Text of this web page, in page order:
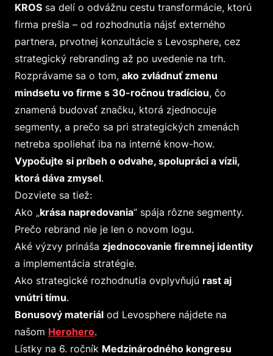
KROS sa delí o odvážnu cestu transformácie, ktorú
firma prešla – od rozhodnutia nájsť externého
partnera, prvotnej konzultácie s Levosphere, cez
strategický rebranding až po uvedenie na trh.
Rozprávame sa o tom, ako zvládnuť zmenu
mindsetu vo firme s 30-ročnou tradíciou, čo
znamená budovať značku, ktorá zjednocuje
segmenty, a prečo sa pri strategických zmenách
netreba spoliehať iba na interné know-how.
Vypočujte si príbeh o odvahe, spolupráci a vízii,
ktorá dáva zmysel.
Dozviete sa tiež:
Ako „krása napredovania“ spája rôzne segmenty.
Prečo rebrand nie je len o novom logu.
Aké výzvy prináša zjednocovanie firemnej identity
a implementácia stratégie.
Ako strategické rozhodnutia ovplyvňujú rast aj
vnútri tímu.
Bonusový materiál od Levosphere nájdete na
našom Herohero.
Lístky na 6. ročník Medzinárodného kongresu